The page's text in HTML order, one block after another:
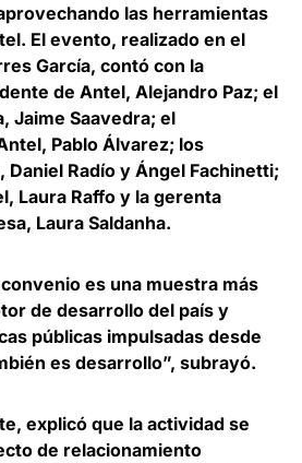
las herramientas
El evento, realizado en el
García, contó con la
de Antel, Alejandro Paz; el
Jaime Saavedra; el
Pablo Álvarez; los
Radío y Ángel Fachinetti;
Laura Raffo y la gerenta
Laura Saldanha.
es una muestra más
de desarrollo del país y
públicas impulsadas desde
es desarrollo”, subrayó.
explicó que la actividad se
de relacionamiento